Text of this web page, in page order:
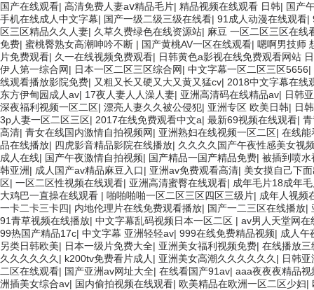
国产在线观看| 高清免费人妻aⅴ精品毛片| 精品视频在线观看 日韩| 国产
手机在线成人中文字幕| 国产一级二级三级在线看| 91成人动漫在线观看|
区三区精品久久人妻| 久草久费绿色在线资源站| 麻豆 一区二区三区在线
免费| 蜜桃臀熟女高潮呻吟不断 | 国产黄桃AV一区在线观看| 嗯啊男技师
片免费观看| 久一在线视频免费观看| 日韩黄色a影视在线免费观看网站
伊人第一综合网| 日本一区二区三区综合网| 中文字幕一区二区三区5656|
线观看播放影院免费| 又粗又长又硬又大又黄又猛cv| 2018中文字幕在线
东方伊甸园成人av| 17夜人妻人人澡人妻| 亚洲高清码在线精品av| 日韩
深夜福利视频一区二区| 漂亮人妻久久被公侵犯| 亚洲专区 欧美日韩| 日
3p人妻一区二区三区| 2017在线免费观看中文a| 最新69视频在线观看|
高清| 青女在线国内激情自拍视频网| 亚洲熟妇在线视频一区二区| 在线能
品在线播放| 四虎影音精品影院在线播放| 久久久久国产午夜性感美女视
成人在线| 国产午夜激情自拍视频| 国产精品一国产精品免费| 被插到喷水
韩亚洲| 成人国产av精品麻豆入口| 亚洲av免费观看高清| 美女摸自己下
区| 一区二区性视频在线观看| 亚洲高清蜜臀在线观看| 成年毛片18成年
大鸡巴一直操在线观看 | 啪啪啪啪一区二区三区四区三级片| 成年人视频
一卡二卡三卡四| 内地伦理片在线免费观看播放| 国产一二三区在线播放|
91青草视频在线播放| 中文字幕乱码视频日本一区二区 | av男人天堂网在
99热国产精品17c| 中文字幕 亚洲轻轻av| 999在线免费精品视频| 成人午
另类日韩欧美| 日本一级片免费大全| 亚洲美女福利视频免费| 在线播放
久久久久久久 | k200tv免费看片成人 | 亚洲美女高潮久久久久久久 | 日韩
二区在线观看| 国产亚洲av网址大全| 在线看国产91av| aaa夜夜夜精品视
洲插美女综合av| 国内偷拍视频在线观看| 欧美精品在欧洲一区二区少妇|